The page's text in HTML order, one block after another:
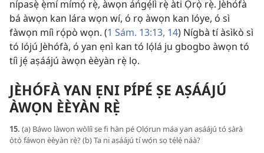
nípasẹ̀ ẹ̀mí mímọ́ rẹ̀, àwọn áńgẹ́lì rẹ̀ àti Ọ̀rọ̀ rẹ̀. Jèhófà
bá àwọn kan lára wọn wí, ó rọ àwọn kan lóye, ó sì
fàwọn míì rọ́pò wọn. (1 Sám. 13:​13, 14) Nígbà tí àsìkò sì
tó lójú Jèhófà, ó yan ẹnì kan tó lọ́lá ju gbogbo àwọn tó
tíì jẹ́ aṣáájú àwọn èèyàn rẹ̀ lọ.
JÈHÓFÀ YAN ẸNI PÍPÉ ṢE AṢÁÁJÚ
ÀWỌN ÈÈYÀN RẸ̀
15. (a) Báwo làwọn wòlíì ṣe fi hàn pé Ọlọ́run máa yan aṣáájú tó ṣàrà
ọ̀tọ̀ fáwọn èèyàn rẹ̀? (b) Ta ni aṣáájú tí wọ́n sọ tẹ́lẹ̀ náà?